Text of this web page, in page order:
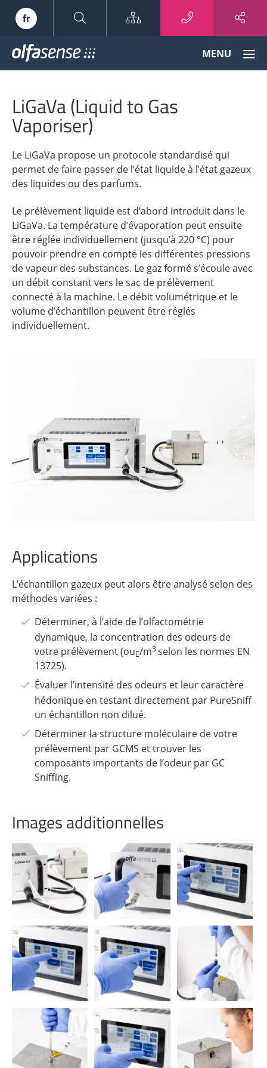
fr Sitemap
Data
to
MENU
LiGaVa (Liquid to Gas
Vaporiser)
Le LiGaVa propose un protocole standardisé qui
permet de faire passer de l’état liquide à l’état gazeux
des liquides ou des parfums.
Le prélèvement liquide est d’abord introduit dans le
LiGaVa. La température d’évaporation peut ensuite
être réglée individuellement (jusqu’à 220 °C) pour
pouvoir prendre en compte les différentes pressions
de vapeur des substances. Le gaz formé s’écoule avec
un débit constant vers le sac de prélèvement
connecté à la machine. Le débit volumétrique et le
volume d’échantillon peuvent être réglés
individuellement.
Applications
L’échantillon gazeux peut alors être analysé selon des
méthodes variées :
Déterminer, à l’aide de l’olfactométrie
dynamique, la concentration des odeurs de
votre prélèvement (ouE/m3 selon les normes EN
13725).
Évaluer l’intensité des odeurs et leur caractère
hédonique en testant directement par PureSniff
un échantillon non dilué.
Déterminer la structure moléculaire de votre
prélèvement par GCMS et trouver les
composants importants de l’odeur par GC
Sniffing.
Images additionnelles